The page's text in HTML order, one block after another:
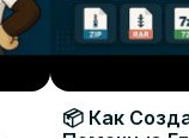
📦 Как